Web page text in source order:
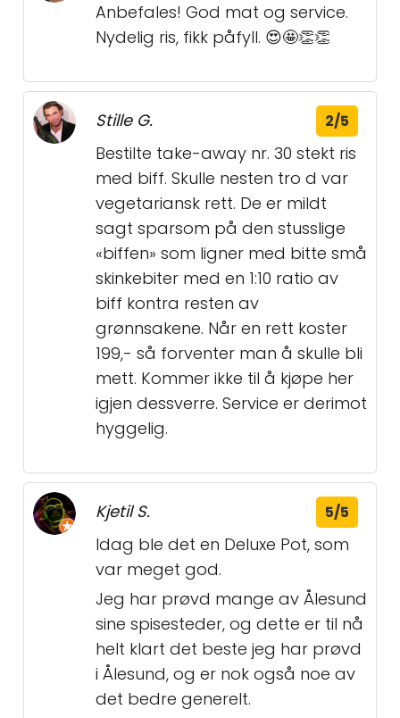
Anbefales! God mat og service.
Nydelig ris, fikk påfyll. 😍🤩👏👏
Stille G. 2/5
Bestilte take-away nr. 30 stekt ris
med biff. Skulle nesten tro d var
vegetariansk rett. De er mildt
sagt sparsom på den stusslige
«biffen» som ligner med bitte små
skinkebiter med en 1:10 ratio av
biff kontra resten av
grønnsakene. Når en rett koster
199,- så forventer man å skulle bli
mett. Kommer ikke til å kjøpe her
igjen dessverre. Service er derimot
hyggelig.
Kjetil S. 5/5
Idag ble det en Deluxe Pot, som
var meget god.
Jeg har prøvd mange av Ålesund
sine spisesteder, og dette er til nå
helt klart det beste jeg har prøvd
i Ålesund, og er nok også noe av
det bedre generelt.